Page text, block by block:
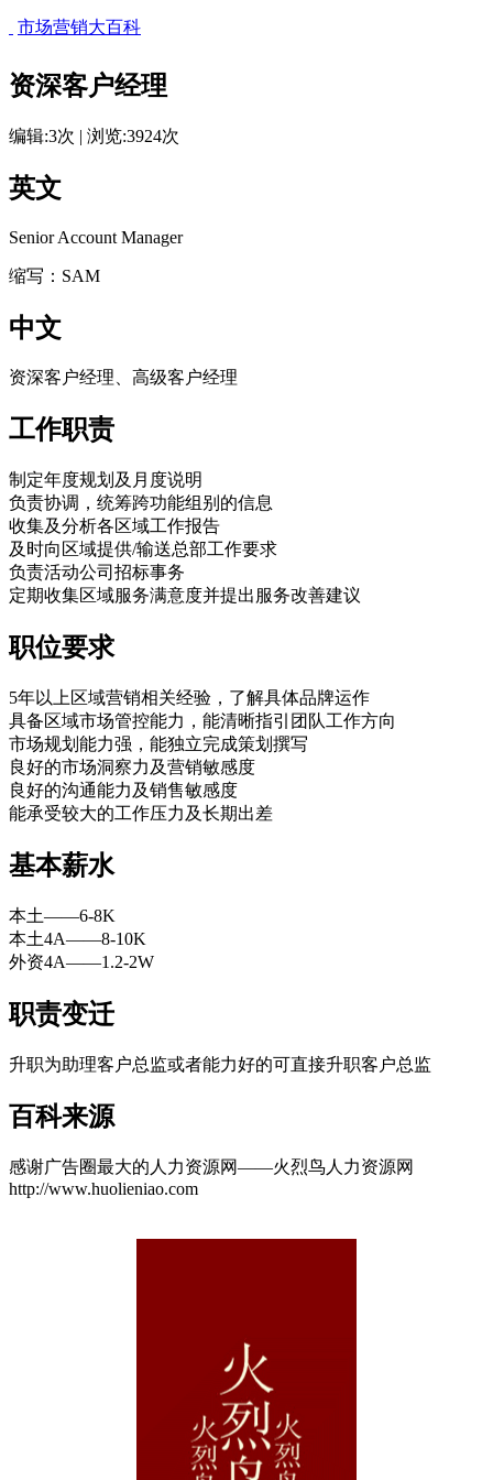
市场营销大百科
资深客户经理
编辑:3次 | 浏览:3924次
英文
Senior Account Manager
缩写：SAM
中文
资深客户经理、高级客户经理
工作职责
制定年度规划及月度说明
负责协调，统筹跨功能组别的信息
收集及分析各区域工作报告
及时向区域提供/输送总部工作要求
负责活动公司招标事务
定期收集区域服务满意度并提出服务改善建议
职位要求
5年以上区域营销相关经验，了解具体品牌运作
具备区域市场管控能力，能清晰指引团队工作方向
市场规划能力强，能独立完成策划撰写
良好的市场洞察力及营销敏感度
良好的沟通能力及销售敏感度
能承受较大的工作压力及长期出差
基本薪水
本土——6-8K
本土4A——8-10K
外资4A——1.2-2W
职责变迁
升职为助理客户总监或者能力好的可直接升职客户总监
百科来源
感谢广告圈最大的人力资源网——火烈鸟人力资源网
http://www.huolieniao.com